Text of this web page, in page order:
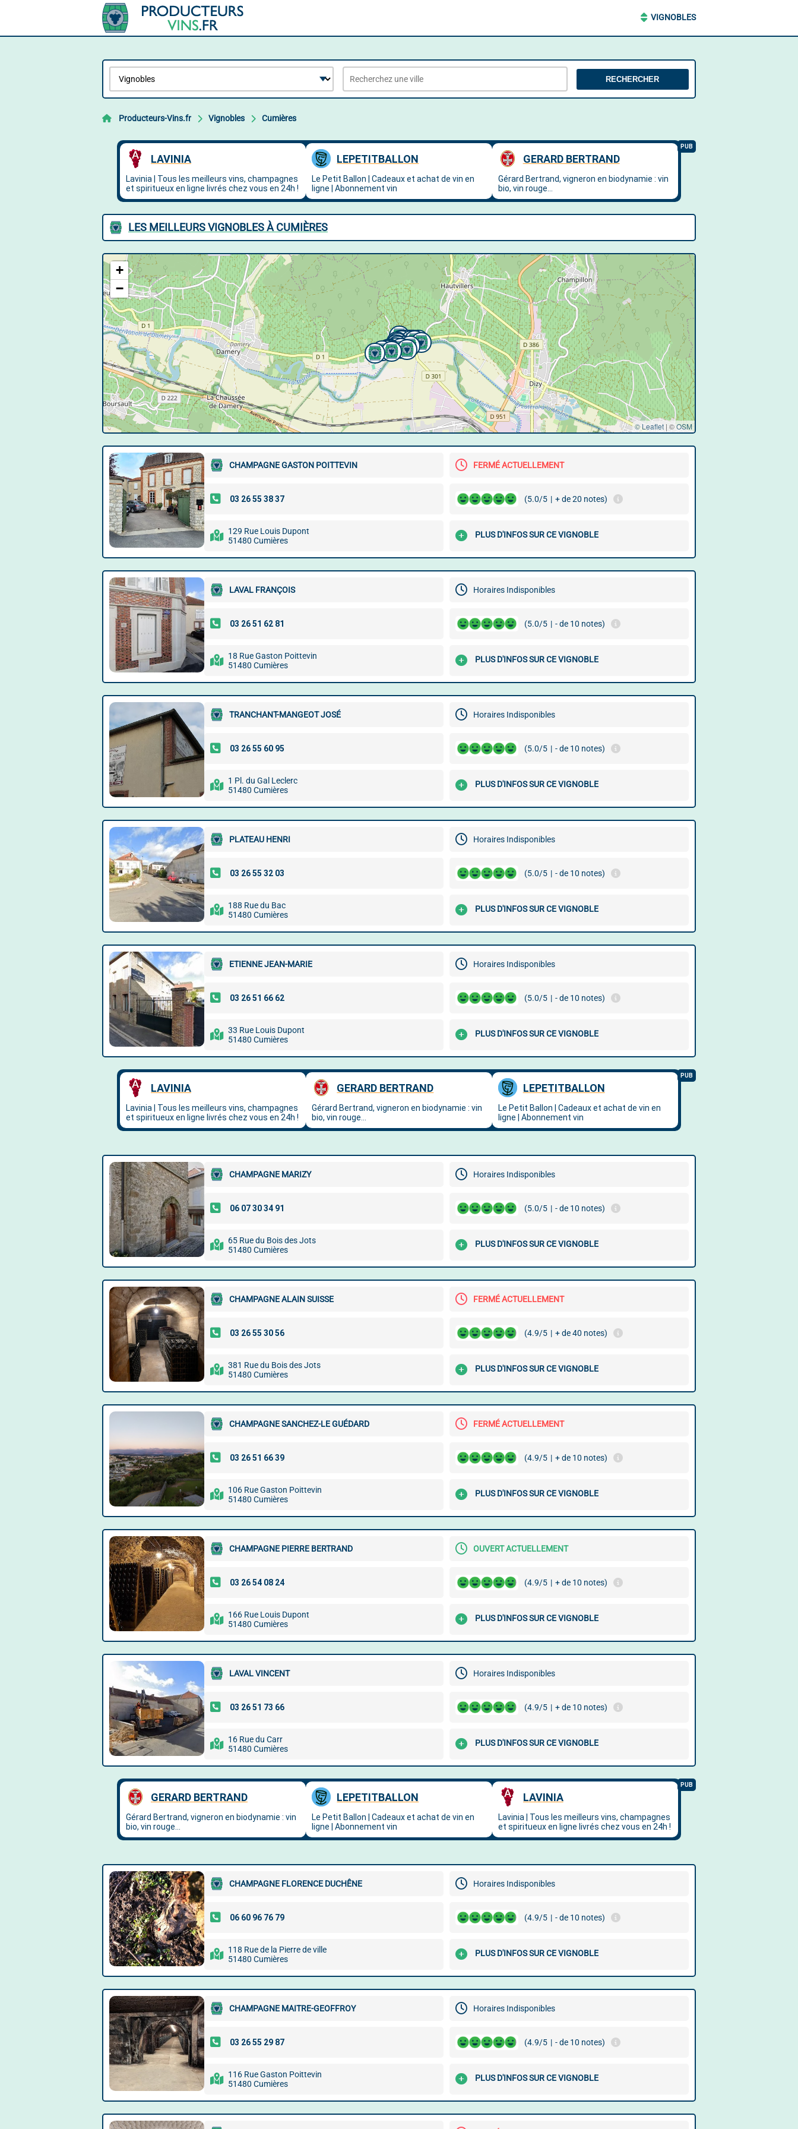
VIGNOBLES
RECHERCHER
Producteurs-Vins.fr Vignobles Cumières
LES MEILLEURS VIGNOBLES À CUMIÈRES
+
−
© Leaflet | ©OSM
CHAMPAGNE GASTON POITTEVIN FERMÉ ACTUELLEMENT
(5.0/5 | + de 20 notes)
129 Rue Louis Dupont
51480 Cumières
PLUS D'INFOS SUR CE VIGNOBLE
LAVAL FRANÇOIS Horaires Indisponibles
(5.0/5 | - de 10 notes)
18 Rue Gaston Poittevin
51480 Cumières
PLUS D'INFOS SUR CE VIGNOBLE
TRANCHANT-MANGEOT JOSÉ Horaires Indisponibles
(5.0/5 | - de 10 notes)
1 Pl. du Gal Leclerc
51480 Cumières
PLUS D'INFOS SUR CE VIGNOBLE
PLATEAU HENRI Horaires Indisponibles
(5.0/5 | - de 10 notes)
188 Rue du Bac
51480 Cumières
PLUS D'INFOS SUR CE VIGNOBLE
ETIENNE JEAN-MARIE Horaires Indisponibles
(5.0/5 | - de 10 notes)
33 Rue Louis Dupont
51480 Cumières
PLUS D'INFOS SUR CE VIGNOBLE
CHAMPAGNE MARIZY Horaires Indisponibles
(5.0/5 | - de 10 notes)
65 Rue du Bois des Jots
51480 Cumières
PLUS D'INFOS SUR CE VIGNOBLE
CHAMPAGNE ALAIN SUISSE FERMÉ ACTUELLEMENT
(4.9/5 | + de 40 notes)
381 Rue du Bois des Jots
51480 Cumières
PLUS D'INFOS SUR CE VIGNOBLE
CHAMPAGNE SANCHEZ-LE GUÉDARD FERMÉ ACTUELLEMENT
(4.9/5 | + de 10 notes)
106 Rue Gaston Poittevin
51480 Cumières
PLUS D'INFOS SUR CE VIGNOBLE
CHAMPAGNE PIERRE BERTRAND OUVERT ACTUELLEMENT
(4.9/5 | + de 10 notes)
166 Rue Louis Dupont
51480 Cumières
PLUS D'INFOS SUR CE VIGNOBLE
LAVAL VINCENT Horaires Indisponibles
(4.9/5 | + de 10 notes)
16 Rue du Carr
51480 Cumières
PLUS D'INFOS SUR CE VIGNOBLE
CHAMPAGNE FLORENCE DUCHÊNE Horaires Indisponibles
(4.9/5 | - de 10 notes)
118 Rue de la Pierre de ville
51480 Cumières
PLUS D'INFOS SUR CE VIGNOBLE
CHAMPAGNE MAITRE-GEOFFROY Horaires Indisponibles
(4.9/5 | - de 10 notes)
116 Rue Gaston Poittevin
51480 Cumières
PLUS D'INFOS SUR CE VIGNOBLE